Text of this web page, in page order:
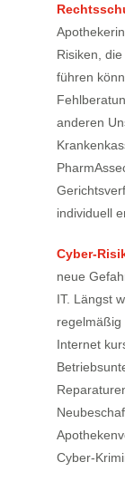
Risiken,
führen
anderen
individuell
Cyber-
neue
IT. Längst
regelmäßig
Internet
Cyber-